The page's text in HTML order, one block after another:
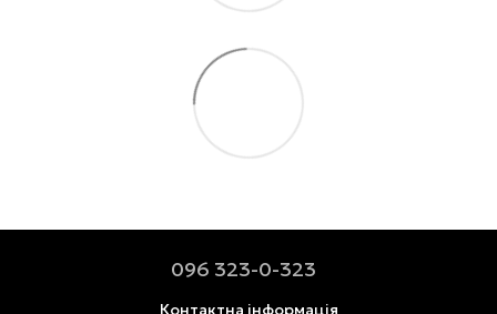
096 323-0-323
Контактна інформація